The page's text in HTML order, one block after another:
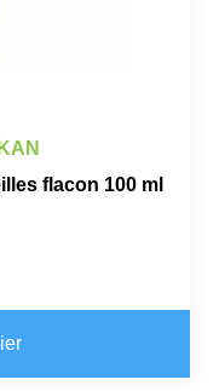
flacon 100 ml